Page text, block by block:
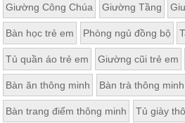
tầng,
bàn
học, tủ
sách
Nội
Thất
Phòng
Khách
Giường Công Chúa Giường Tầng
Bàn học trẻ em Phòng ngủ đồng bộ
Tủ quần áo trẻ em Giường cũi trẻ em
Bàn ăn thông minh Bàn trà thông minh
Bàn trang điểm thông minh Tủ giày